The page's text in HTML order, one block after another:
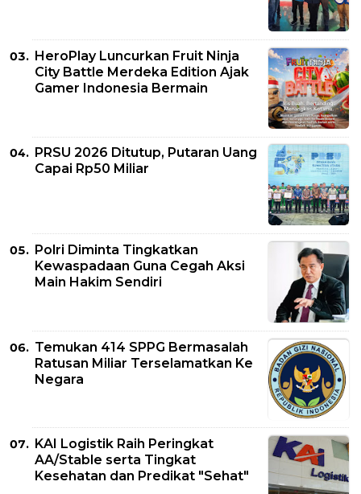
HeroPlay Luncurkan Fruit Ninja
City Battle Merdeka Edition Ajak
Gamer Indonesia Bermain
PRSU 2026 Ditutup, Putaran Uang
Capai Rp50 Miliar
Polri Diminta Tingkatkan
Kewaspadaan Guna Cegah Aksi
Main Hakim Sendiri
Temukan 414 SPPG Bermasalah
Ratusan Miliar Terselamatkan Ke
Negara
KAI Logistik Raih Peringkat
AA/Stable serta Tingkat
Kesehatan dan Predikat "Sehat"